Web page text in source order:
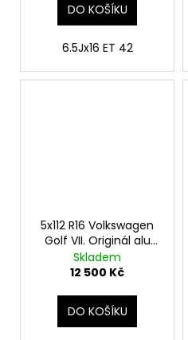
DO KOŠÍKU
6.5Jx16 ET 42
5x112 R16 Volkswagen
Golf VII. Originál alu
disky
Skladem
12 500 Kč
DO KOŠÍKU